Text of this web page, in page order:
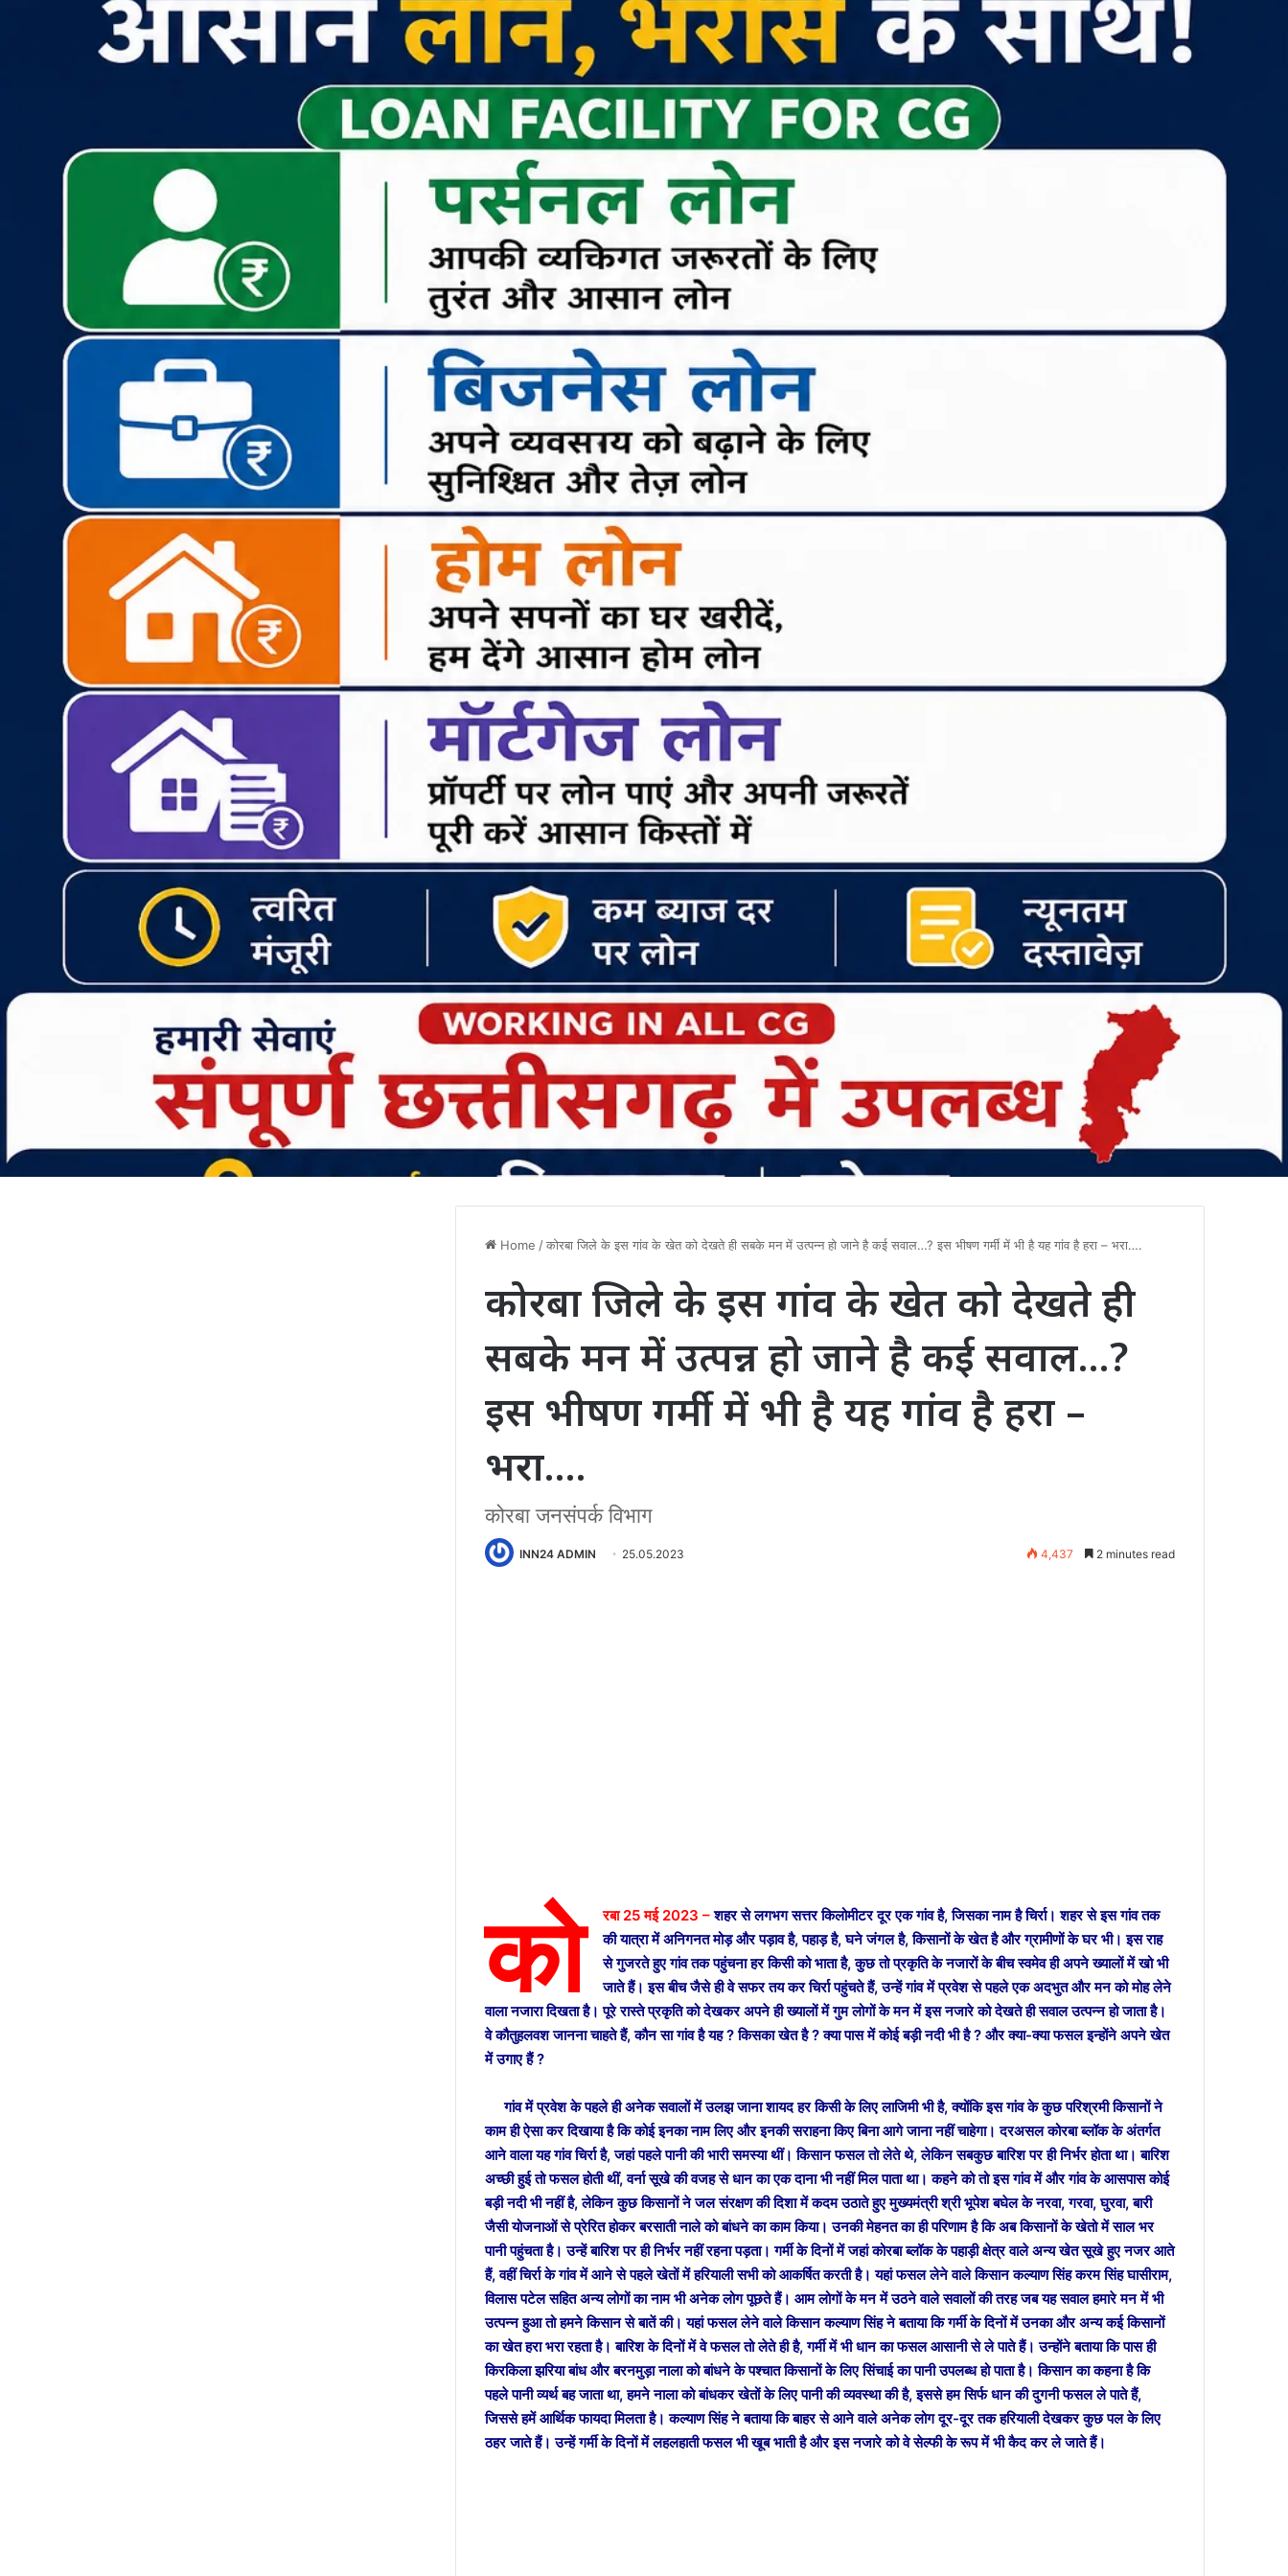
Home /कोरबा जिले के इस गांव के खेत को देखते ही सबके मन में उत्पन्न हो जाने है कई सवाल…? इस भीषण गर्मी में भी है यह गांव है हरा – भरा….
कोरबा जिले के इस गांव के खेत को देखते ही
सबके मन में उत्पन्न हो जाने है कई सवाल…?
इस भीषण गर्मी में भी है यह गांव है हरा –
भरा….
कोरबा जनसंपर्क विभाग
INN24 ADMIN 25.05.2023 4,437 2 minutes read
को रबा 25 मई 2023 – शहर से लगभग सत्तर किलोमीटर दूर एक गांव है, जिसका नाम है चिर्रा। शहर से इस गांव तक
की यात्रा में अनिगनत मोड़ और पड़ाव है, पहाड़ है, घने जंगल है, किसानों के खेत है और ग्रामीणों के घर भी। इस राह
से गुजरते हुए गांव तक पहुंचना हर किसी को भाता है, कुछ तो प्रकृति के नजारों के बीच स्वमेव ही अपने ख्यालों में खो भी
जाते हैं। इस बीच जैसे ही वे सफर तय कर चिर्रा पहुंचते हैं, उन्हें गांव में प्रवेश से पहले एक अदभुत और मन को मोह लेने
वाला नजारा दिखता है। पूरे रास्ते प्रकृति को देखकर अपने ही ख्यालों में गुम लोगों के मन में इस नजारे को देखते ही सवाल उत्पन्न हो जाता है।
वे कौतुहलवश जानना चाहते हैं, कौन सा गांव है यह ? किसका खेत है ? क्या पास में कोई बड़ी नदी भी है ? और क्या-क्या फसल इन्होंने अपने खेत
में उगाए हैं ?
गांव में प्रवेश के पहले ही अनेक सवालों में उलझ जाना शायद हर किसी के लिए लाजिमी भी है, क्योंकि इस गांव के कुछ परिश्रमी किसानों ने
काम ही ऐसा कर दिखाया है कि कोई इनका नाम लिए और इनकी सराहना किए बिना आगे जाना नहीं चाहेगा। दरअसल कोरबा ब्लॉक के अंतर्गत
आने वाला यह गांव चिर्रा है, जहां पहले पानी की भारी समस्या थीं। किसान फसल तो लेते थे, लेकिन सबकुछ बारिश पर ही निर्भर होता था। बारिश
अच्छी हुई तो फसल होती थीं, वर्ना सूखे की वजह से धान का एक दाना भी नहीं मिल पाता था। कहने को तो इस गांव में और गांव के आसपास कोई
बड़ी नदी भी नहीं है, लेकिन कुछ किसानों ने जल संरक्षण की दिशा में कदम उठाते हुए मुख्यमंत्री श्री भूपेश बघेल के नरवा, गरवा, घुरवा, बारी
जैसी योजनाओं से प्रेरित होकर बरसाती नाले को बांधने का काम किया। उनकी मेहनत का ही परिणाम है कि अब किसानों के खेतो में साल भर
पानी पहुंचता है। उन्हें बारिश पर ही निर्भर नहीं रहना पड़ता। गर्मी के दिनों में जहां कोरबा ब्लॉक के पहाड़ी क्षेत्र वाले अन्य खेत सूखे हुए नजर आते
हैं, वहीं चिर्रा के गांव में आने से पहले खेतों में हरियाली सभी को आकर्षित करती है।यहां फसल लेने वाले किसान कल्याण सिंह करम सिंह घासीराम,
विलास पटेल सहित अन्य लोगों का नाम भी अनेक लोग पूछते हैं। आम लोगों के मन में उठने वाले सवालों की तरह जब यह सवाल हमारे मन में भी
उत्पन्न हुआ तो हमने किसान से बातें की। यहां फसल लेने वाले किसान कल्याण सिंह ने बताया कि गर्मी के दिनों में उनका और अन्य कई किसानों
का खेत हरा भरा रहता है। बारिश के दिनों में वे फसल तो लेते ही है, गर्मी में भी धान का फसल आसानी से ले पाते हैं। उन्होंने बताया कि पास ही
किरकिला झरिया बांध और बरनमुड़ा नाला को बांधने के पश्चात किसानों के लिए सिंचाई का पानी उपलब्ध हो पाता है। किसान का कहना है कि
पहले पानी व्यर्थ बह जाता था, हमने नाला को बांधकर खेतों के लिए पानी की व्यवस्था की है, इससे हम सिर्फ धान की दुगनी फसल ले पाते हैं,
जिससे हमें आर्थिक फायदा मिलता है। कल्याण सिंह ने बताया कि बाहर से आने वाले अनेक लोग दूर-दूर तक हरियाली देखकर कुछ पल के लिए
ठहर जाते हैं। उन्हें गर्मी के दिनों में लहलहाती फसल भी खूब भाती है और इस नजारे को वे सेल्फी के रूप में भी कैद कर ले जाते हैं।